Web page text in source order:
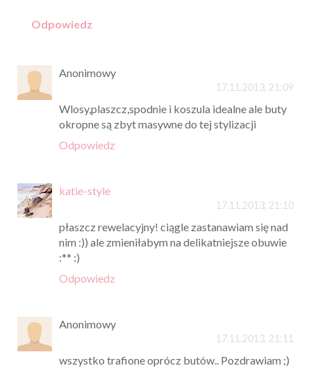
Odpowiedz
Anonimowy
17.11.2013, 21:09
Wlosy,plaszcz,spodnie i koszula idealne ale buty
okropne są zbyt masywne do tej stylizacji
Odpowiedz
katie-style
17.11.2013, 21:10
płaszcz rewelacyjny! ciągle zastanawiam się nad
nim :)) ale zmieniłabym na delikatniejsze obuwie
:** :)
Odpowiedz
Anonimowy
17.11.2013, 21:11
wszystko trafione oprócz butów.. Pozdrawiam ;)